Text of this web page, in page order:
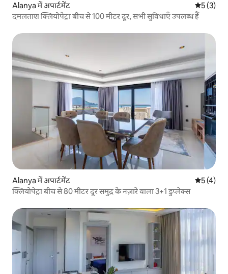
Alanya में अपार्टमेंट औसत रेटिंग
5 (3)
दमलताश क्लियोपेट्रा बीच से 100 मीटर दूर, सभी सुविधाएँ उपलब्ध हैं
Alanya में अपार्टमेंट औसत रेटिंग
5 (4)
क्लियोपेट्रा बीच से 80 मीटर दूर समुद्र के नज़ारे वाला 3+1 डुप्लेक्स